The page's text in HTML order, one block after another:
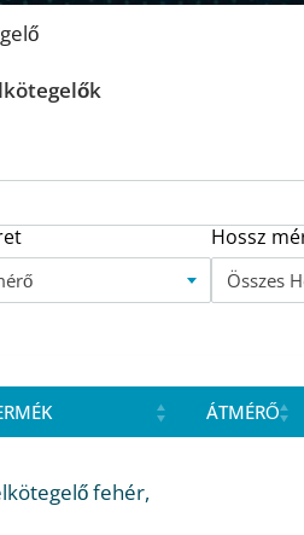
Hossz
Összes
ÁTMÉRŐ
fehér,